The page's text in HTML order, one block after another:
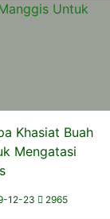
Khasiat Buah
Mengatasi
12-23 2965